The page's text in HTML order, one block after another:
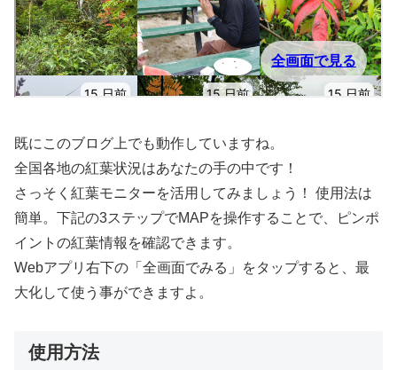
既にこのブログ上でも動作していますね。
全国各地の紅葉状況はあなたの手の中です！
さっそく紅葉モニターを活用してみましょう！ 使用法は
簡単。下記の3ステップでMAPを操作することで、ピンポ
イントの紅葉情報を確認できます。
Webアプリ右下の「全画面でみる」をタップすると、最
大化して使う事ができますよ。
使用方法